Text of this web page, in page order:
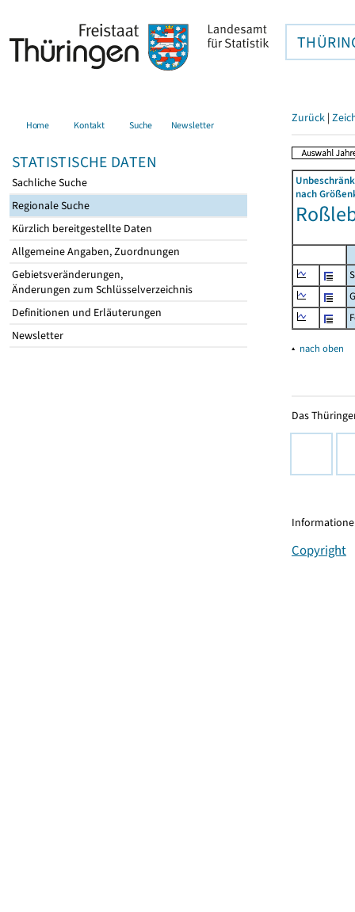
Home Kontakt Suche Newsletter
STATISTISCHE DATEN
Sachliche Suche
Regionale Suche
Kürzlich bereitgestellte Daten
Allgemeine Angaben, Zuordnungen
Gebietsveränderungen,
Änderungen zum Schlüsselverzeichnis
Definitionen und Erläuterungen
Newsletter
Zurück |
nach
▴ nach oben
Das
Copyright